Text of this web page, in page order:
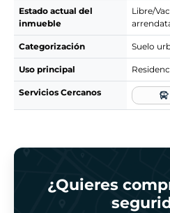
Estado actual del
inmueble
Libre/
Categorización Suelo
Uso principal
Servicios Cercanos
¿Quieres